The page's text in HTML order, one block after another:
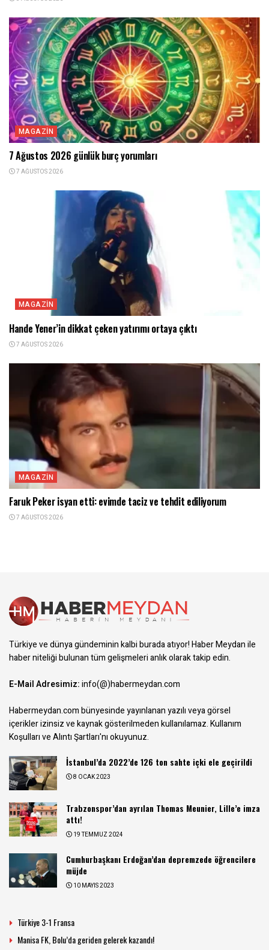
MAGAZIN
7 Ağustos 2026 günlük burç yorumları
7 AĞUSTOS 2026
MAGAZIN
Hande Yener’in dikkat çeken yatırımı ortaya çıktı
7 AĞUSTOS 2026
MAGAZIN
Faruk Peker isyan etti: evimde taciz ve tehdit ediliyorum
7 AĞUSTOS 2026
Türkiye ve dünya gündeminin kalbi burada atıyor! Haber Meydan ile
haber niteliği bulunan tüm gelişmeleri anlık olarak takip edin.
E-Mail Adresimiz:info(@)habermeydan.com
Habermeydan.com bünyesinde yayınlanan yazılı veya görsel
içerikler izinsiz ve kaynak gösterilmeden kullanılamaz.Kullanım
Koşulları ve Alıntı Şartları'nı okuyunuz.
İstanbul’da 2022’de 126 ton sahte içki ele geçirildi
8 OCAK 2023
Trabzonspor’dan ayrılan Thomas Meunier, Lille’e imza
attı!
19 TEMMUZ 2024
Cumhurbaşkanı Erdoğan’dan depremzede öğrencilere
müjde
10 MAYIS 2023
Türkiye 3-1 Fransa
Manisa FK, Bolu’da geriden gelerek kazandı!